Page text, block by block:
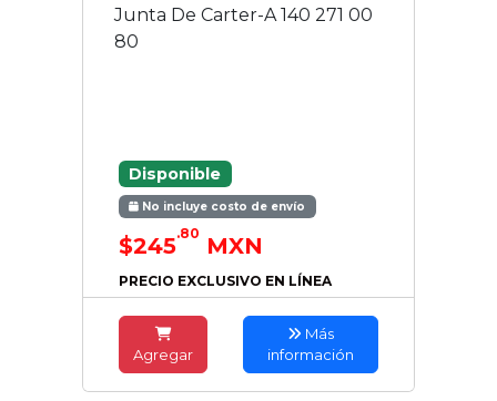
Junta De Carter-A 140 271 00
80
Disponible
No incluye costo de envío
$245.80 MXN
PRECIO EXCLUSIVO EN LÍNEA
Agregar
Más
información